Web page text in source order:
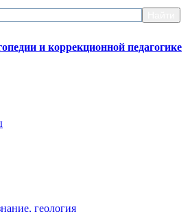
и коррекционной педагогике
геология